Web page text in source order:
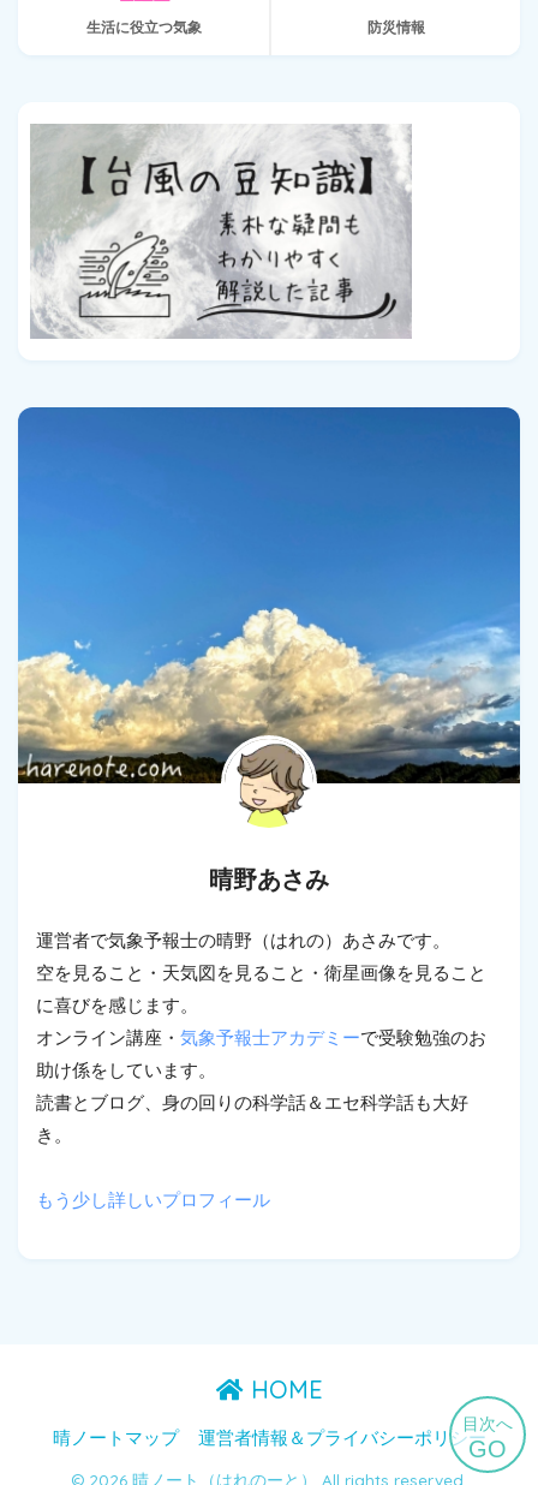
目次へ
GO
生活に役立つ気象 防災情報
晴野あさみ
運営者で気象予報士の晴野（はれの）あさみです。
空を見ること・天気図を見ること・衛星画像を見ること
に喜びを感じます。
オンライン講座・ 気象予報士アカデミーで受験勉強のお
助け係をしています。
読書とブログ、身の回りの科学話＆エセ科学話も大好
き。
もう少し詳しいプロフィール
HOME
晴ノートマップ 運営者情報＆プライバシーポリシー
© 2026 晴ノート（はれのーと） All rights reserved.